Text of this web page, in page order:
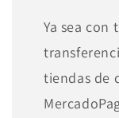
Ya sea
tiendas de